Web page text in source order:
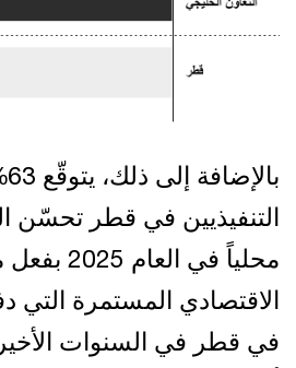
التنفيذيين في قطر تحسّن
محلياً في
الاقتصادي المستمرة التي
في قطر في السنوات